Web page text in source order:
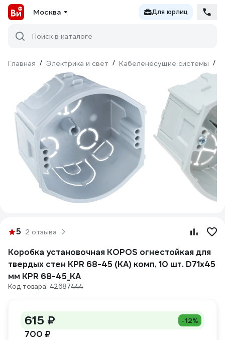
Москва Для юрлиц
Поиск в каталоге
Главная / Электрика и свет / Кабеленесущие системы /
5 2 отзыва
Коробка установочная KOPOS огнестойкая для
твердых стен KPR 68-45 (KA) комп, 10 шт. D71х45
мм KPR 68-45_KA
Код товара: 42687444
615 ₽ -12%
700 ₽